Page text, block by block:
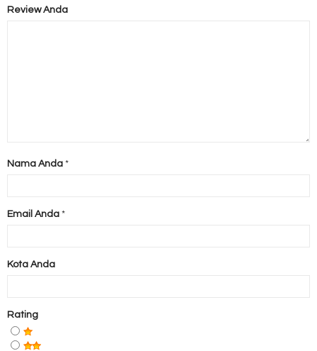
Review Anda
Nama Anda *
Email Anda *
Kota Anda
Rating